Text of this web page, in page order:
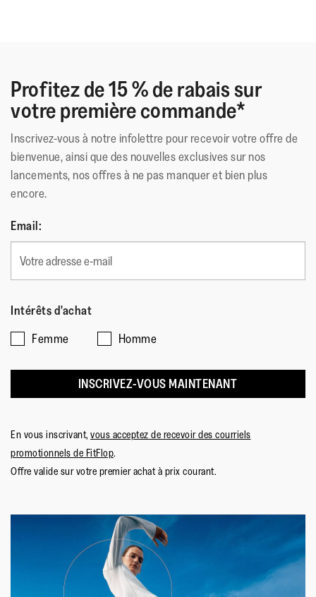
Profitez de 15 % de rabais sur
votre première commande*
Inscrivez-vous à notre infolettre pour recevoir votre offre de
bienvenue, ainsi que des nouvelles exclusives sur nos
lancements, nos offres à ne pas manquer et bien plus
encore.
Email:
Intérêts d'achat
Femme
Homme
INSCRIVEZ-VOUS MAINTENANT
En vous inscrivant, vous acceptez de recevoir des courriels
promotionnels de FitFlop.
Offre valide sur votre premier achat à prix courant.